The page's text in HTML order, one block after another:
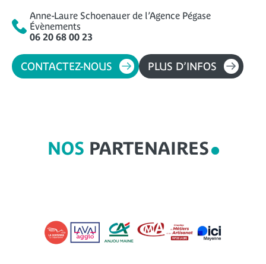
Anne-Laure Schoenauer de l’Agence Pégase
Évènements
06 20 68 00 23
CONTACTEZ-NOUS PLUS D’INFOS
NOS PARTENAIRES